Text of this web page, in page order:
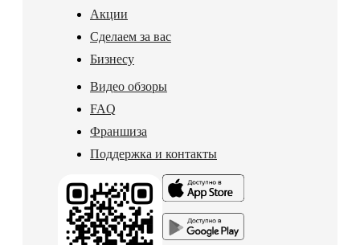
Акции
Сделаем за вас
Бизнесу
Видео обзоры
FAQ
Франшиза
Поддержка и контакты